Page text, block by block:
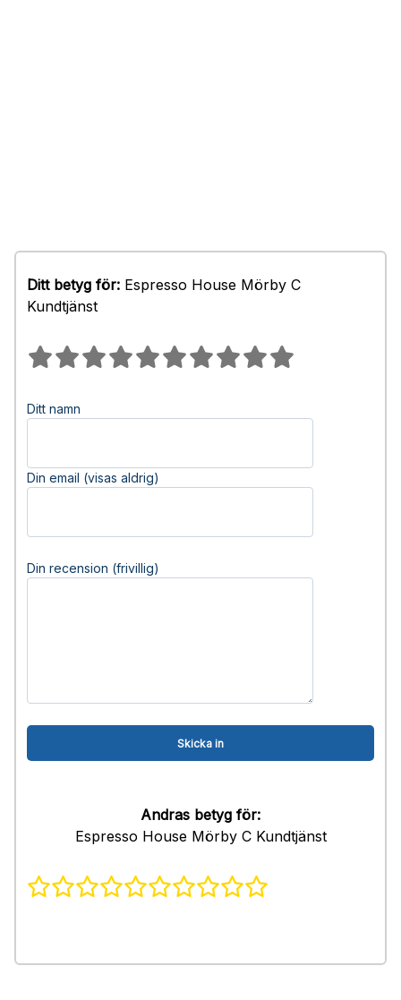
Ditt betyg för: Espresso House Mörby C
Kundtjänst
Ditt namn
Din email (visas aldrig)
Din recension (frivillig)
Andras betyg för:
Espresso House Mörby C Kundtjänst